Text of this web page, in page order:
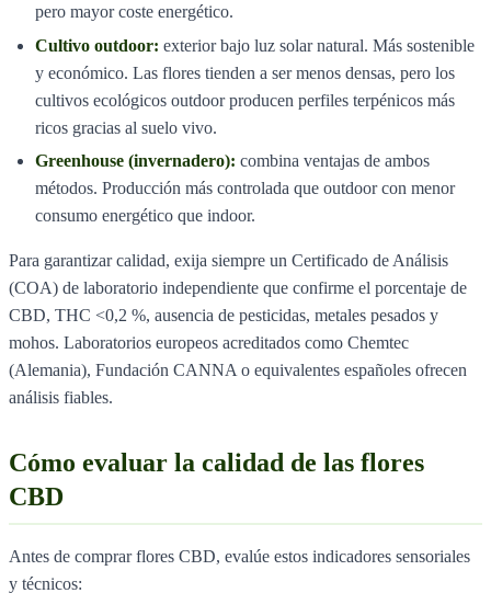
pero mayor coste energético.
Cultivo outdoor: exterior bajo luz solar natural. Más sostenible
y económico. Las flores tienden a ser menos densas, pero los
cultivos ecológicos outdoor producen perfiles terpénicos más
ricos gracias al suelo vivo.
Greenhouse (invernadero): combina ventajas de ambos
métodos. Producción más controlada que outdoor con menor
consumo energético que indoor.
Para garantizar calidad, exija siempre un Certificado de Análisis
(COA) de laboratorio independiente que confirme el porcentaje de
CBD, THC <0,2 %, ausencia de pesticidas, metales pesados y
mohos. Laboratorios europeos acreditados como Chemtec
(Alemania), Fundación CANNA o equivalentes españoles ofrecen
análisis fiables.
Cómo evaluar la calidad de las flores
CBD
Antes de comprar flores CBD, evalúe estos indicadores sensoriales
y técnicos: